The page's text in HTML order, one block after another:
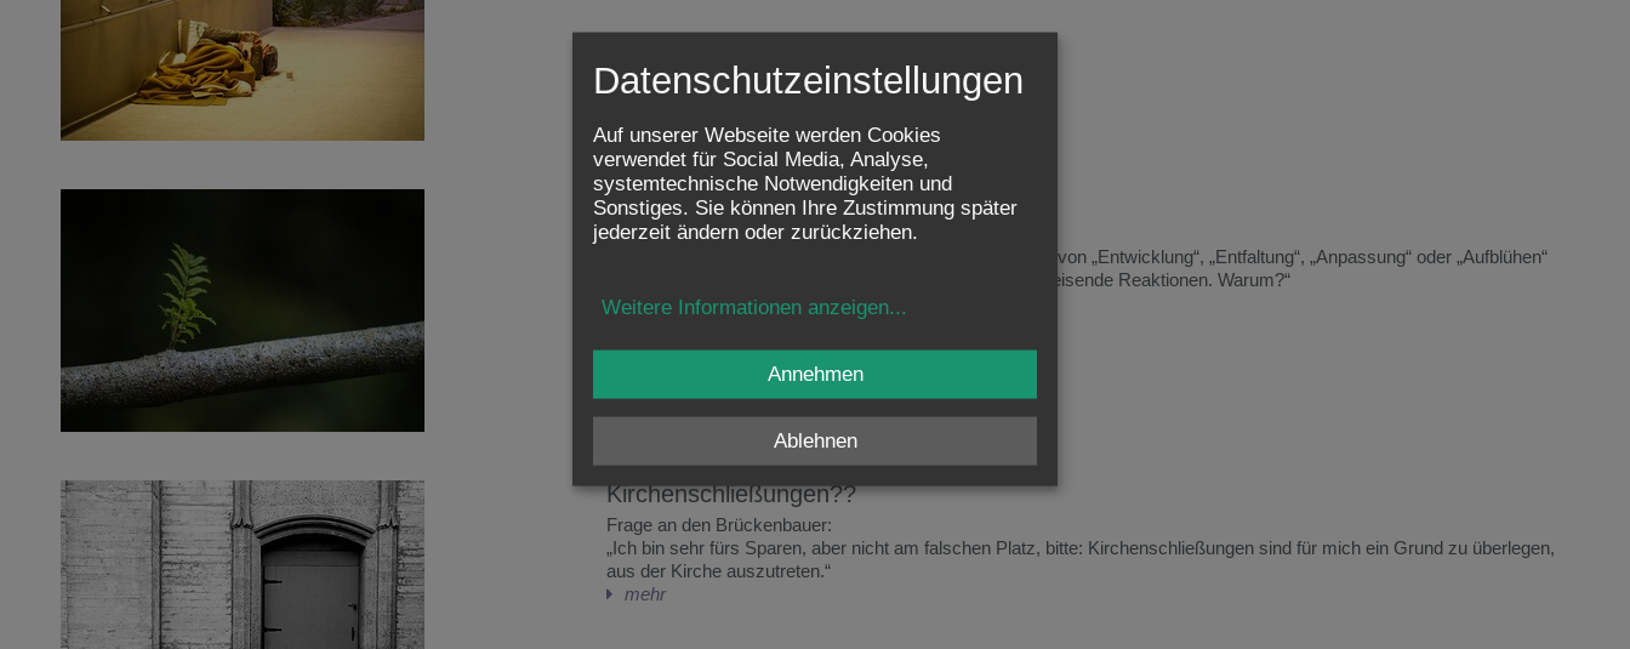
Entwicklung, Aufblühen...
Frage an den Brückenbauer:
„Ist es nicht besser in der Kirche statt von „Veränderung“ von „Entwicklung“, „Entfaltung“, „Anpassung“ oder „Aufblühen“
zu sprechen? Beim Wort Veränderung erlebe ich oft abweisende Reaktionen. Warum?“
mehr
Kirchenschließungen??
Frage an den Brückenbauer:
„Ich bin sehr fürs Sparen, aber nicht am falschen Platz, bitte: Kirchenschließungen sind für mich ein Grund zu überlegen,
aus der Kirche auszutreten.“
mehr
Datenschutzeinstellungen
Auf unserer Webseite werden Cookies
verwendet für Social Media, Analyse,
systemtechnische Notwendigkeiten und
Sonstiges. Sie können Ihre Zustimmung später
jederzeit ändern oder zurückziehen.
Weitere Informationen anzeigen...
Ablehnen
Annehmen